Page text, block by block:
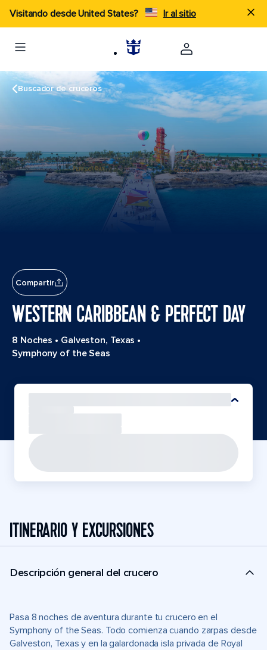
Visitando desde United States? Ir al sitio
Buscador de cruceros
Compartir
WESTERN CARIBBEAN & PERFECT DAY
8 Noches • Galveston, Texas •
Symphony of the Seas
ITINERARIO Y EXCURSIONES
Descripción general del crucero
Pasa 8 noches de aventura durante tu crucero en el
Symphony of the Seas. Todo comienza cuando zarpas desde
Galveston, Texas y en la galardonada isla privada de Royal